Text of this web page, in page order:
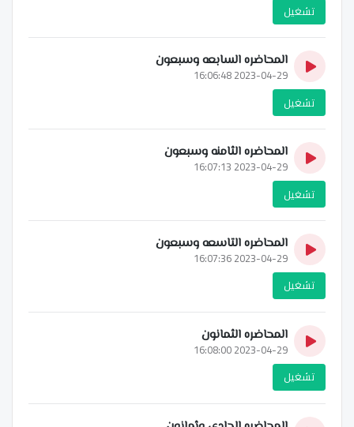
تشغيل
المحاضره السابعه وسبعون
2023-04-29 16:06:48
تشغيل
المحاضره الثامنه وسبعون
2023-04-29 16:07:13
تشغيل
المحاضره التاسعه وسبعون
2023-04-29 16:07:36
تشغيل
المحاضره الثمانون
2023-04-29 16:08:00
تشغيل